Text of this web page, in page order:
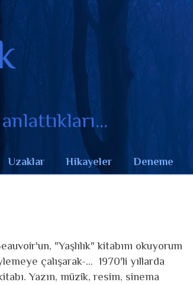
Uzaklar Hikayeler Deneme
"Yaşlılık" kitabını okuyorum
çalışarak-... 1970'li yıllarda
Yazın, müzik, resim, sinema